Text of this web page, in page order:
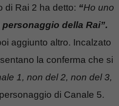
di Rai 2 ha detto: “Ho uno
della Rai”.
aggiunto altro. Incalzato
la conferma che si
1, non del 2, non del 3,
di Canale 5.